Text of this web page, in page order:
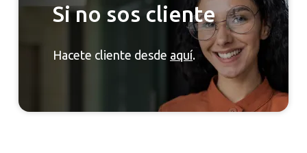
Si no sos cliente
Hacete cliente desde aquí.